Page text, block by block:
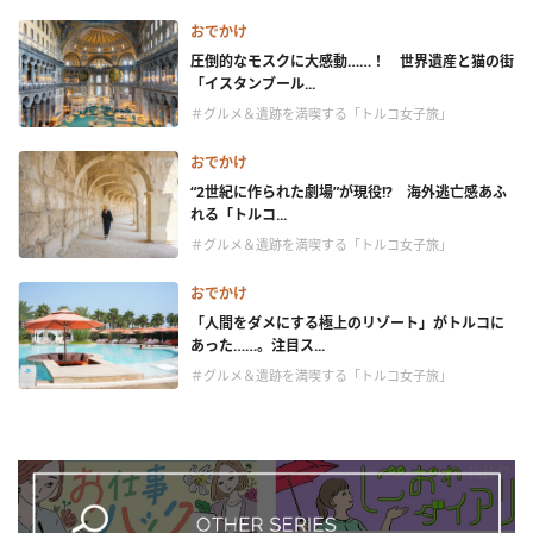
おでかけ
圧倒的なモスクに大感動……！ 世界遺産と猫の街
「イスタンブール...
＃グルメ＆遺跡を満喫する「トルコ女子旅」
おでかけ
“2世紀に作られた劇場”が現役!? 海外逃亡感あふ
れる「トルコ...
＃グルメ＆遺跡を満喫する「トルコ女子旅」
おでかけ
「人間をダメにする極上のリゾート」がトルコに
あった……。注目ス...
＃グルメ＆遺跡を満喫する「トルコ女子旅」